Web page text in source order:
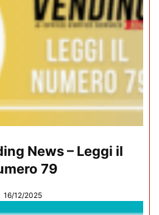
News – Leggi il
79
16/12/2025